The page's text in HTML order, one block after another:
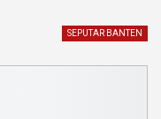
SEPUTAR BANTEN